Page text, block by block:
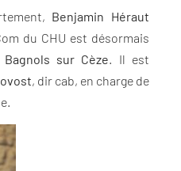
Benjamin Héraut
du CHU est désormais
sur Cèze. Il est
, dir cab, en charge de